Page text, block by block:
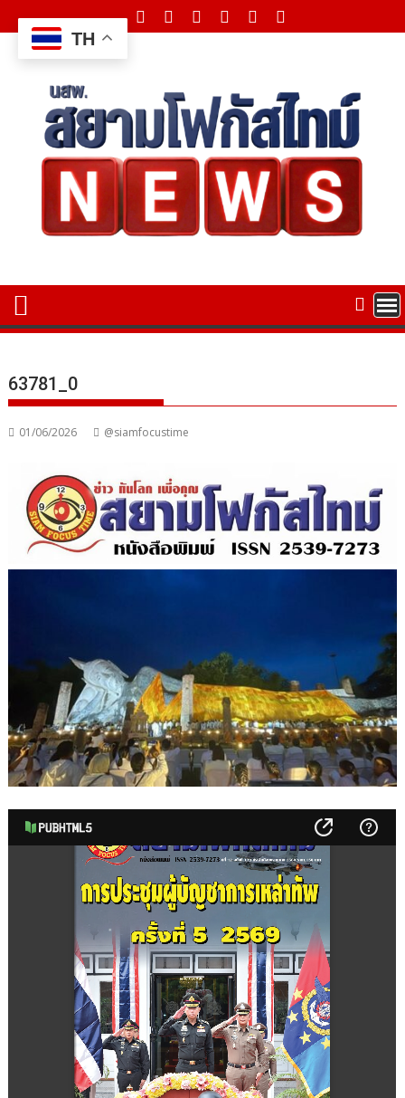
to
content
63781_0
01/06/2026 @siamfocustime
TH